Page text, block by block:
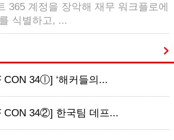
365 계정을 장악해 재무 워크플로에
식별하고, ...
CON 34ⓛ] ‘해커들의...
CON 34②] 한국팀 데프...